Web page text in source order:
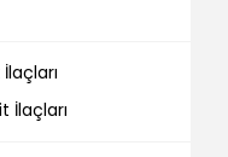
İlaçları